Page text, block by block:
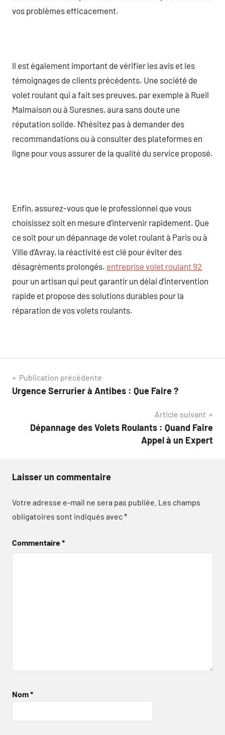
vos problèmes efficacement.
Il est également important de vérifier les avis et les
témoignages de clients précédents. Une société de
volet roulant qui a fait ses preuves, par exemple à Rueil
Malmaison ou à Suresnes, aura sans doute une
réputation solide. N’hésitez pas à demander des
recommandations ou à consulter des plateformes en
ligne pour vous assurer de la qualité du service proposé.
Enfin, assurez-vous que le professionnel que vous
choisissez soit en mesure d’intervenir rapidement. Que
ce soit pour un dépannage de volet roulant à Paris ou à
Ville d’Avray, la réactivité est clé pour éviter des
désagréments prolongés. entreprise volet roulant 92
pour un artisan qui peut garantir un délai d’intervention
rapide et propose des solutions durables pour la
réparation de vos volets roulants.
Navigation
de
Publication précédente
Urgence Serrurier à Antibes : Que Faire ?
Article suivant
Dépannage des Volets Roulants : Quand Faire
Appel à un Expert
Laisser un commentaire
Votre adresse e-mail ne sera pas publiée. Les champs
obligatoires sont indiqués avec*
Commentaire*
Nom*